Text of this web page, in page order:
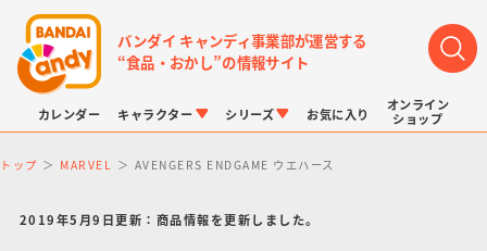
バンダイ キャンディ事業部が運営する
“食品・おかし”の情報サイト
カレンダー キャラクター シリーズ お気に入り
オンライン
ショップ
トップ MARVEL AVENGERS ENDGAME ウエハース
2019年5月9日更新：商品情報を更新しました。